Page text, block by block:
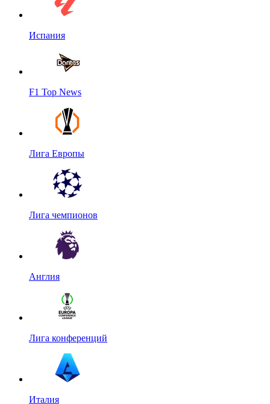
Испания
F1 Top News
Лига Европы
Лига чемпионов
Англия
Лига конференций
Италия